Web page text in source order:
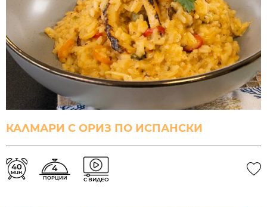
КАЛМАРИ С ОРИЗ ПО ИСПАНСКИ
40
мин. 4
ПОРЦИИ С ВИДЕО